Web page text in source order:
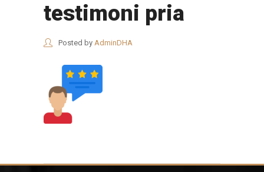
testimoni pria
Posted by AdminDHA